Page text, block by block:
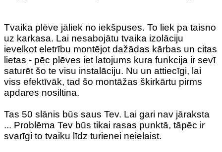
Tvaika plēve jāliek no iekšpuses. To liek pa taisno
uz karkasa. Lai nesabojātu tvaika izolāciju
ievelkot eletrību montējot dažādas kārbas un citas
lietas - pēc plēves iet latojums kura funkcija ir sevī
saturēt šo te visu instalāciju. Nu un attiecīgi, lai
viss efektīvāk, tad šo montāžas škirkārtu pirms
apdares nosiltina.
Tas 50 slānis būs saus Tev. Lai gari nav jāraksta
... Problēma Tev būs tikai rasas punktā, tāpēc ir
svarīgi to tvaiku līdz turienei neielaist.